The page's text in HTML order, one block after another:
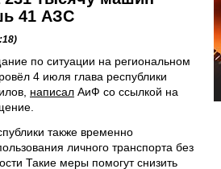
41 АЗС
по ситуации на региональном
4 июля глава республики
написал АиФ со ссылкой на
также временно
личного транспорта без
Такие меры помогут снизить